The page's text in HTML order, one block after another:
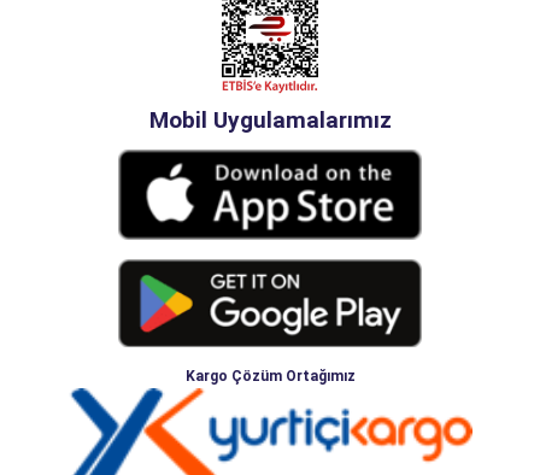
Mobil Uygulamalarımız
Kargo Çözüm Ortağımız